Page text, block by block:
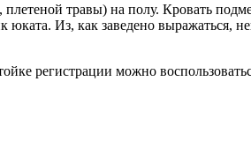
травы) на полу. Кровать
Из, как заведено выражаться,
регистрации можно